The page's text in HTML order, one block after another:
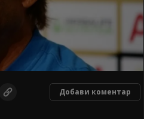
Добави коментар